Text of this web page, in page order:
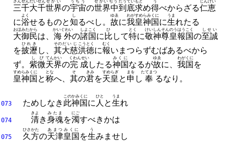
三千
さんぜん
大千
だいせん
世界
せかい
の宇宙
うちう
の世界中
せかいぢう
到底
たうてい
求
もと
め得
う
べからざる仁恵
じんけい
に浴
よく
せるものと知
し
るべし。 故
ゆゑ
に我
わが
皇神国
すめらみくに
に生
うま
れたる
大御民
おほみたから
は、 海外
かいぐわい
の諸国
しよこく
に 比
ひ
して特
とく
に敬神
けいしん
尊皇
そんのう
報国
はうこく
の至誠
しせい
を披瀝
ひれき
し、 其
その
大慈
だいじ
洪徳
こうとく
に報
むく
いまつらずむばあるべから
ず。 紫微
しび
天界
てんかい
の完成
くわんせい
したる神国
みくに
なるが故
ゆゑ
に、 我国
わがくに
を
皇神国
すめらみくに
と称
とな
へ、 其
そ
の君
きみ
を天皇
すめらぎ
と 申
まを
し 奉
たてまつ
るなり。
073 ためしなき 此
この
神国
かみくに
に 人
ひと
と生
うま
れ
074 清
きよ
き身魂
みたま
を濁
にご
すべきかは
075 久方
ひさかた
の天津
あまつ
皇国
みくに
を生
う
みませし